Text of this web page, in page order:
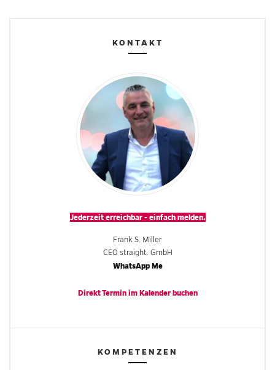
KONTAKT
Jederzeit erreichbar - einfach melden.
Frank S. Miller
CEO straight. GmbH
WhatsApp Me
Direkt Termin im Kalenderbuchen
KOMPETENZEN